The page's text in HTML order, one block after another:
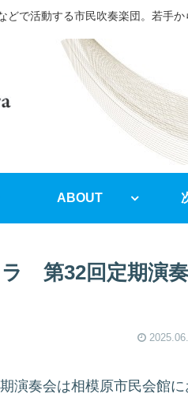
どで活動する市民吹奏楽団。若手
ABOUT
ラ 第32回定期演
演奏会は相模原市民会館に